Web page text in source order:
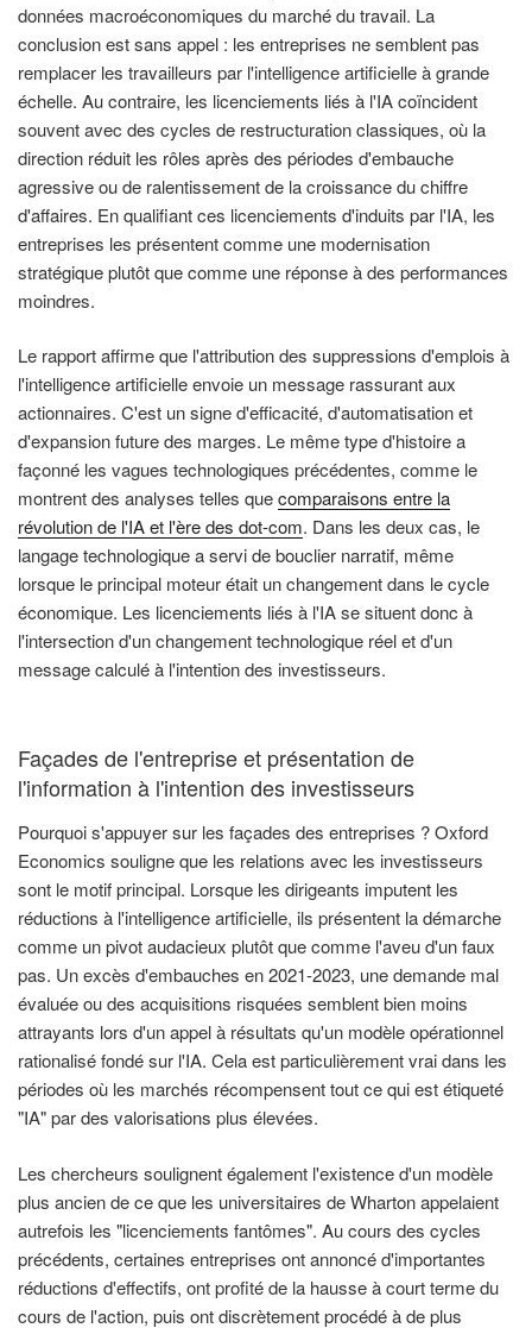
données macroéconomiques du marché du travail. La
conclusion est sans appel : les entreprises ne semblent pas
remplacer les travailleurs par l'intelligence artificielle à grande
échelle. Au contraire, les licenciements liés à l'IA coïncident
souvent avec des cycles de restructuration classiques, où la
direction réduit les rôles après des périodes d'embauche
agressive ou de ralentissement de la croissance du chiffre
d'affaires. En qualifiant ces licenciements d'induits par l'IA, les
entreprises les présentent comme une modernisation
stratégique plutôt que comme une réponse à des performances
moindres.
Le rapport affirme que l'attribution des suppressions d'emplois à
l'intelligence artificielle envoie un message rassurant aux
actionnaires. C'est un signe d'efficacité, d'automatisation et
d'expansion future des marges. Le même type d'histoire a
façonné les vagues technologiques précédentes, comme le
montrent des analyses telles quecomparaisons entre la
révolution de l'IA et l'ère des dot-com. Dans les deux cas, le
langage technologique a servi de bouclier narratif, même
lorsque le principal moteur était un changement dans le cycle
économique. Les licenciements liés à l'IA se situent donc à
l'intersection d'un changement technologique réel et d'un
message calculé à l'intention des investisseurs.
Façades de l'entreprise et présentation de
l'information à l'intention des investisseurs
Pourquoi s'appuyer sur les façades des entreprises ? Oxford
Economics souligne que les relations avec les investisseurs
sont le motif principal. Lorsque les dirigeants imputent les
réductions à l'intelligence artificielle, ils présentent la démarche
comme un pivot audacieux plutôt que comme l'aveu d'un faux
pas. Un excès d'embauches en 2021-2023, une demande mal
évaluée ou des acquisitions risquées semblent bien moins
attrayants lors d'un appel à résultats qu'un modèle opérationnel
rationalisé fondé sur l'IA. Cela est particulièrement vrai dans les
périodes où les marchés récompensent tout ce qui est étiqueté
"IA" par des valorisations plus élevées.
Les chercheurs soulignent également l'existence d'un modèle
plus ancien de ce que les universitaires de Wharton appelaient
autrefois les "licenciements fantômes". Au cours des cycles
précédents, certaines entreprises ont annoncé d'importantes
réductions d'effectifs, ont profité de la hausse à court terme du
cours de l'action, puis ont discrètement procédé à de plus